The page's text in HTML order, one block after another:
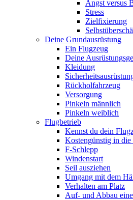
Angst versus
Stress
Zielfixierung
Deine Grundausrüstung
Ein Flugzeug
Deine
Kleidung
Rückholfahrzeug
Versorgung
Pinkeln männlich
Pinkeln weiblich
Flugbetrieb
Kennst du dein
Kostengünstig in
F-Schlepp
Windenstart
Seil ausziehen
Umgang mit dem
Verhalten am Platz
Auf- und Abbau